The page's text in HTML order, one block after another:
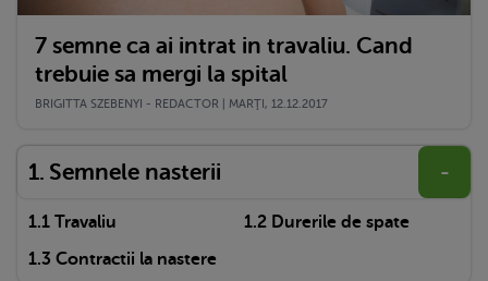
7 semne ca ai intrat in travaliu. Cand
trebuie sa mergi la spital
BRIGITTA SZEBENYI - REDACTOR | MARŢI, 12.12.2017
Semnele nasterii -
Travaliu
Durerile de spate
Contractii la nastere